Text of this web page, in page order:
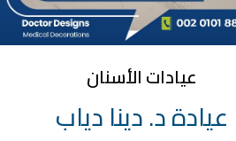
عيادات الأسنان
عيادة د. دينا دياب